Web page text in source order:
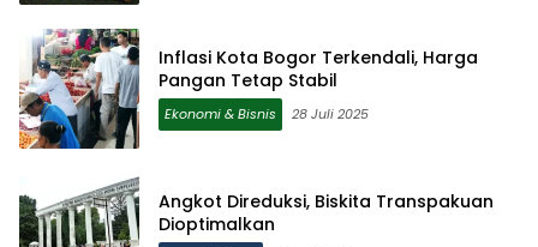
Inflasi Kota Bogor Terkendali, Harga
Pangan Tetap Stabil
Ekonomi & Bisnis 28 Juli 2025
Angkot Direduksi, Biskita Transpakuan
Dioptimalkan